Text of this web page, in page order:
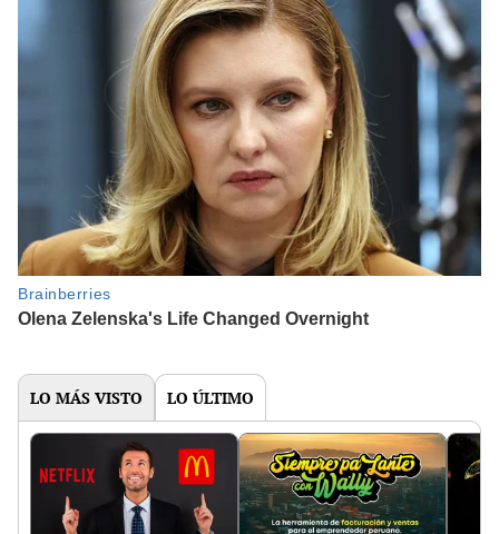
LO MÁS VISTO LO ÚLTIMO